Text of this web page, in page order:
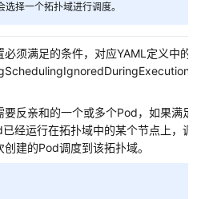
选择一个拓扑域进行调度。
必须满足的条件，对应YAML定义中的
反亲和的一个或多个Pod，如果满足
经运行在拓扑域中的某个节点上，调
创建的Pod调度到该拓扑域。